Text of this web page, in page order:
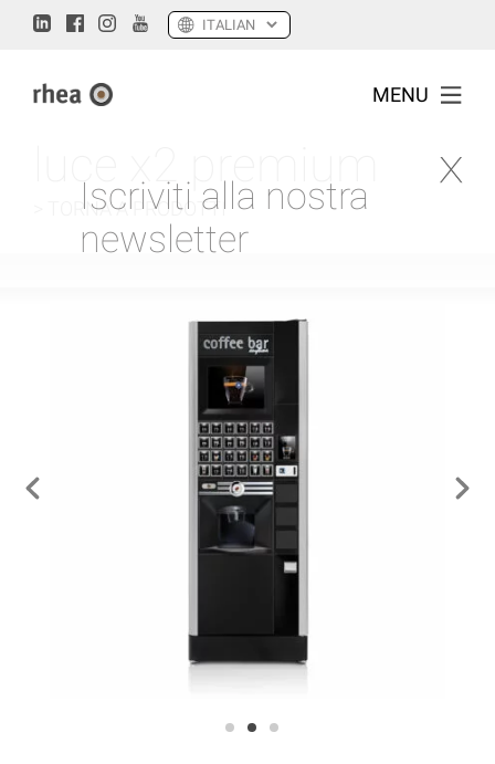
MENU
Iscriviti alla nostra
newsletter
luce x2 premium
> TORNA A PRODOTTI